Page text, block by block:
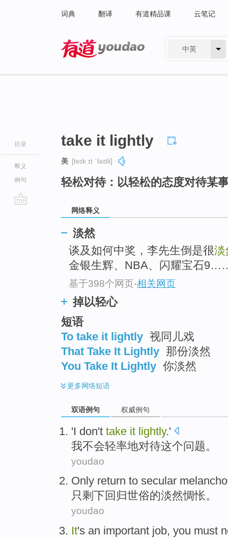
词典 翻译 有道精品课 云笔记
中英
目录
释义
例句
take it lightly
美 [teɪk ɪt ˈlaɪtli]
轻松对待：以轻松的态度对待某
网络释义
淡然
谈及如何中奖，李先生倒是很淡
金银生辉、NBA、闪耀宝石
基于398个网页-相关网页
掉以轻心
短语
To take it lightly 视同儿戏
That Take It Lightly 那份淡然
You Take It Lightly 你淡然
更多网络短语
双语例句 权威例句
'I don't take it lightly.'
我不会轻率地对待这个问题。
youdao
Only return to secular
只剩下回归世俗的淡然惆怅。
youdao
It's an important job, you must